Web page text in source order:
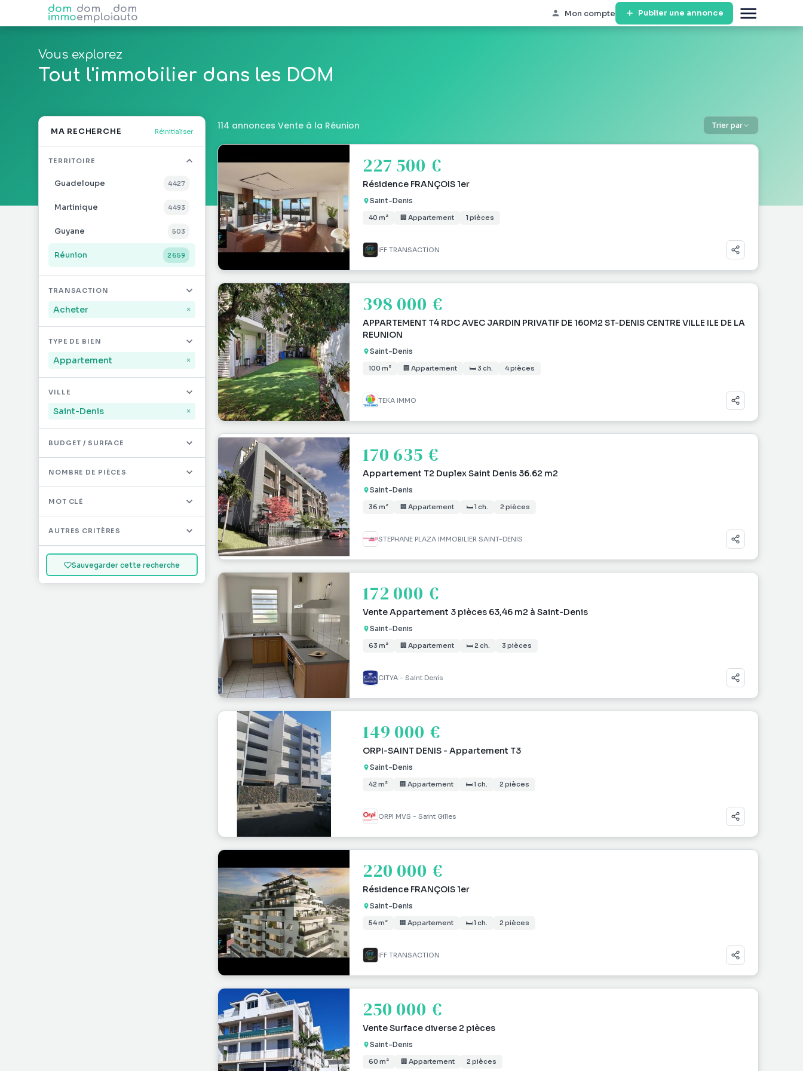
dom
immo
dom
emploi
dom
auto Mon compte Publier une annonce
Vous explorez
Tout l'immobilier dans les DOM
MA RECHERCHE Réinitialiser
TERRITOIRE
Guadeloupe 4 427
Martinique 4 493
Guyane 503
Réunion 2 659
Mayotte
Saint-Barthélémy 12
TRANSACTION
Acheter ×
TYPE DE BIEN
Appartement ×
VILLE
Saint-Denis ×
BUDGET / SURFACE
NOMBRE DE PIÈCES
MOT CLÉ
AUTRES CRITÈRES
Sauvegarder cette recherche
114 annonces Vente à la Réunion Trier par
227 500 €
Résidence FRANÇOIS 1er
Saint-Denis
40 m² 🏢 Appartement 1 pièces
IFF TRANSACTION
398 000 €
APPARTEMENT T4 RDC AVEC JARDIN PRIVATIF DE 160M2 ST-DENIS CENTRE VILLE ILE DE LA
REUNION
Saint-Denis
100 m² 🏢 Appartement 🛏 3 ch. 4 pièces
TEKA IMMO
170 635 €
Appartement T2 Duplex Saint Denis 36.62 m2
Saint-Denis
36 m² 🏢 Appartement 🛏 1 ch. 2 pièces
STEPHANE PLAZA IMMOBILIER SAINT-DENIS
172 000 €
Vente Appartement 3 pièces 63,46 m2 à Saint-Denis
Saint-Denis
63 m² 🏢 Appartement 🛏 2 ch. 3 pièces
CITYA - Saint Denis
149 000 €
ORPI-SAINT DENIS - Appartement T3
Saint-Denis
42 m² 🏢 Appartement 🛏 1 ch. 2 pièces
ORPI MVS - Saint Gilles
220 000 €
Résidence FRANÇOIS 1er
Saint-Denis
54 m² 🏢 Appartement 🛏 1 ch. 2 pièces
IFF TRANSACTION
250 000 €
Vente Surface diverse 2 pièces
Saint-Denis
60 m² 🏢 Appartement 2 pièces